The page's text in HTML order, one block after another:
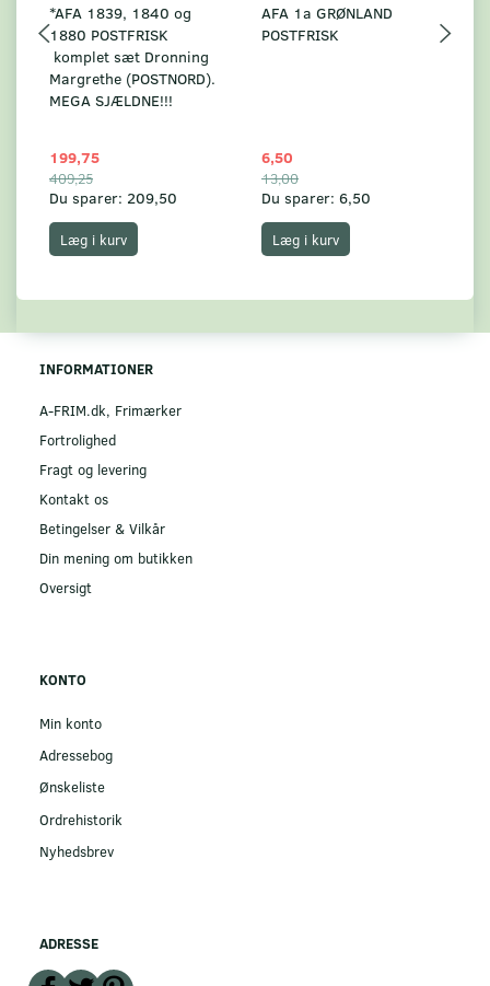
*AFA 1839, 1840 og
1880 POSTFRISK
komplet sæt Dronning
Margrethe (POSTNORD).
MEGA SJÆLDNE!!!
199,75
409,25
Du sparer: 209,50
Læg i kurv
AFA 1a GRØNLAND
POSTFRISK
6,50
13,00
Du sparer: 6,50
Læg i kurv
INFORMATIONER
A-FRIM.dk, Frimærker
Fortrolighed
Fragt og levering
Kontakt os
Betingelser & Vilkår
Din mening om butikken
Oversigt
KONTO
Min konto
Adressebog
Ønskeliste
Ordrehistorik
Nyhedsbrev
ADRESSE